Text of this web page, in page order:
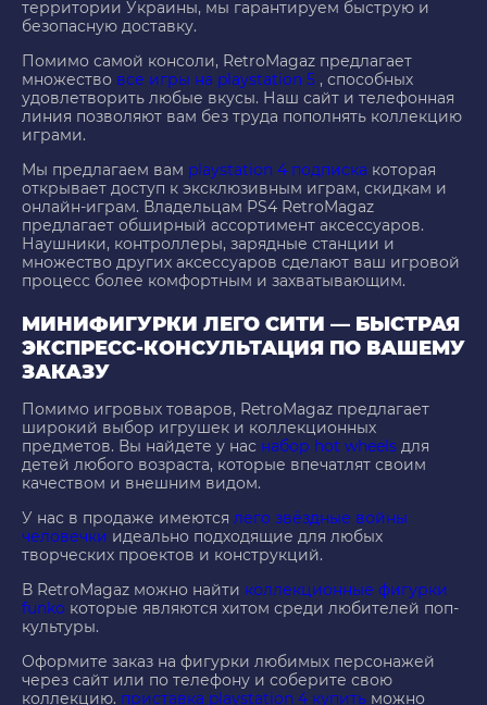
территории Украины, мы гарантируем быструю и
безопасную доставку.
Помимо самой консоли, RetroMagaz предлагает
множество все игры на playstation 5 , способных
удовлетворить любые вкусы. Наш сайт и телефонная
линия позволяют вам без труда пополнять коллекцию
играми.
Мы предлагаем вам playstation 4 подписка которая
открывает доступ к эксклюзивным играм, скидкам и
онлайн-играм. Владельцам PS4 RetroMagaz
предлагает обширный ассортимент аксессуаров.
Наушники, контроллеры, зарядные станции и
множество других аксессуаров сделают ваш игровой
процесс более комфортным и захватывающим.
МИНИФИГУРКИ ЛЕГО СИТИ — БЫСТРАЯ
ЭКСПРЕСС-КОНСУЛЬТАЦИЯ ПО ВАШЕМУ
ЗАКАЗУ
Помимо игровых товаров, RetroMagaz предлагает
широкий выбор игрушек и коллекционных
предметов. Вы найдете у нас набор hot wheels для
детей любого возраста, которые впечатлят своим
качеством и внешним видом.
У нас в продаже имеются лего звёздные войны
человечки идеально подходящие для любых
творческих проектов и конструкций.
В RetroMagaz можно найти коллекционные фигурки
funko которые являются хитом среди любителей поп-
культуры.
Оформите заказ на фигурки любимых персонажей
через сайт или по телефону и соберите свою
коллекцию. приставка playstation 4 купить можно